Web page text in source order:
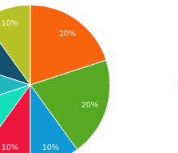
20%
20%
10%
10% 10%